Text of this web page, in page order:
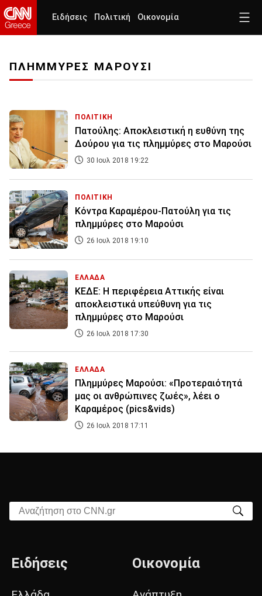
Ειδήσεις Πολιτική Οικονομία
ΠΛΗΜΜΥΡΕΣ ΜΑΡΟΥΣΙ
ΠΟΛΙΤΙΚΗ
Πατούλης: Αποκλειστική η ευθύνη της
Δούρου για τις πλημμύρες στο Μαρούσι
30 Ιουλ 2018 19:22
ΠΟΛΙΤΙΚΗ
Κόντρα Καραμέρου-Πατούλη για τις
πλημμύρες στο Μαρούσι
26 Ιουλ 2018 19:10
ΕΛΛΑΔΑ
ΚΕΔΕ: Η περιφέρεια Αττικής είναι
αποκλειστικά υπεύθυνη για τις
πλημμύρες στο Μαρούσι
26 Ιουλ 2018 17:30
ΕΛΛΑΔΑ
Πλημμύρες Μαρούσι: «Προτεραιότητά
μας οι ανθρώπινες ζωές», λέει ο
Καραμέρος (pics&vids)
26 Ιουλ 2018 17:11
Αναζήτηση στο CNN.gr
Ειδήσεις Οικονομία